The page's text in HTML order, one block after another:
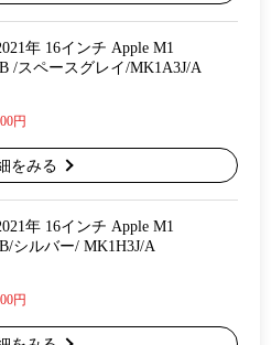
年 16インチ Apple M1
/スペースグレイ/MK1A3J/A
円
をみる
年 16インチ Apple M1
シルバー/ MK1H3J/A
円